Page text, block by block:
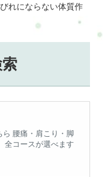
れにならない体質作
腰痛・肩こり・脚
全コースが選べます